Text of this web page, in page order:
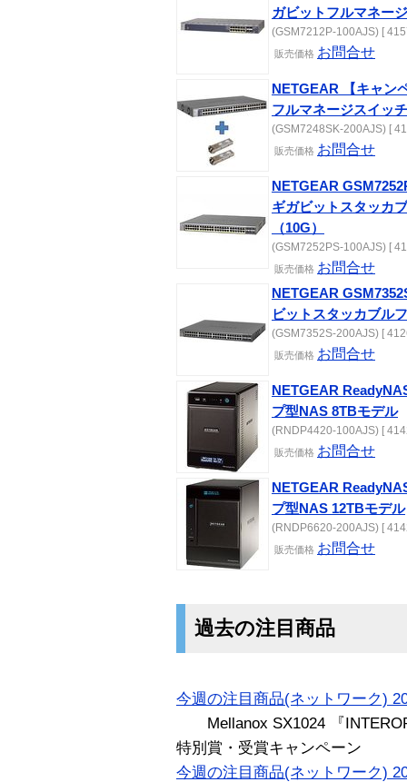
ガビットフルマネー
(GSM7212P-100AJS) [
販売価格 お問合せ
NETGEAR 【キャン
フルマネージスイッ
(GSM7248SK-200AJS) [
販売価格 お問合せ
NETGEAR
ギガビットスタッカ
（10G）
(GSM7252PS-100AJS) [
販売価格 お問合せ
NETGEAR
ビットスタッカブル
(GSM7352S-200AJS) [
販売価格 お問合せ
NETGEAR
プ型NAS 8TBモデル
(RNDP4420-100AJS) [
販売価格 お問合せ
NETGEAR
プ型NAS 12TBモデル
(RNDP6620-200AJS) [
販売価格 お問合せ
過去の注目商品
今週の注目商品(ネットワーク)
Mellanox SX1024 『
特別賞・受賞キャンペーン
今週の注目商品(ネットワーク)